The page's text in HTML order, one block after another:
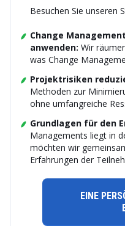
Besuchen Sie unseren
Change
anwenden: Wir
was Change
Projektrisiken
Methoden zur
ohne umfangreiche
Grundlagen für den
Managements liegt in
möchten wir
Erfahrungen der
EINE